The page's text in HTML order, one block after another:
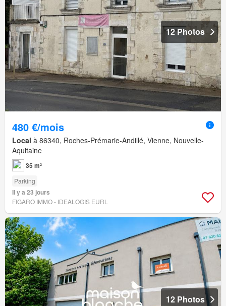
12 Photos
480 €/mois
Local à 86340, Roches-Prémarie-Andillé, Vienne, Nouvelle-
Aquitaine
35 m²
Parking
Il y a 23 jours
FIGARO IMMO - IDEALOGIS EURL
12 Photos